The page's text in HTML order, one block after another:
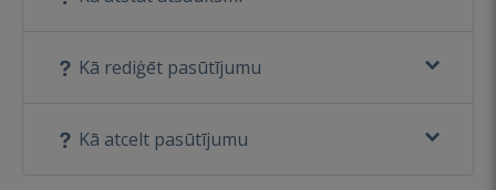
Kā rediģēt pasūtījumu
Kā atcelt pasūtījumu